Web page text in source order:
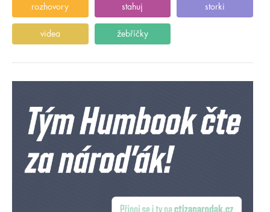
rozhovory stahuj storki
videa žebříčky